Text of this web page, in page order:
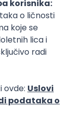
Prakse